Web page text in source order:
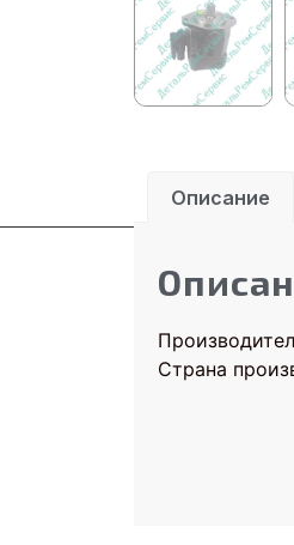
Описание
Страна